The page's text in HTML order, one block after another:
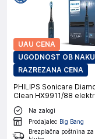
UAU CENA
UGODNOST OB
RAZREZANA CENA
PHILIPS Sonicare
Clean HX9911/88
zobna ščetka
Na zalogi
Prodajalec Big Bang
Brezplačna poštnina za